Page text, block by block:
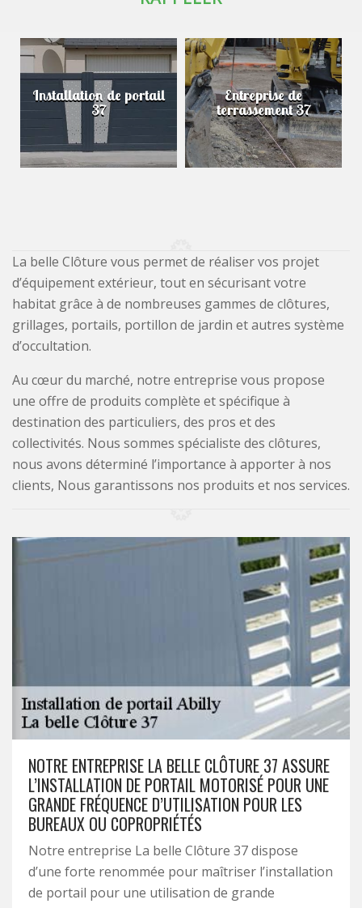
Installation de portail
37
Entreprise de
terrassement 37
La belle Clôture vous permet de réaliser vos projet
d’équipement extérieur, tout en sécurisant votre
habitat grâce à de nombreuses gammes de clôtures,
grillages, portails, portillon de jardin et autres système
d’occultation.
Au cœur du marché, notre entreprise vous propose
une offre de produits complète et spécifique à
destination des particuliers, des pros et des
collectivités. Nous sommes spécialiste des clôtures,
nous avons déterminé l’importance à apporter à nos
clients, Nous garantissons nos produits et nos services.
NOTRE ENTREPRISE LA BELLE CLÔTURE 37 ASSURE
L’INSTALLATION DE PORTAIL MOTORISÉ POUR UNE
GRANDE FRÉQUENCE D’UTILISATION POUR LES
BUREAUX OU COPROPRIÉTÉS
Notre entreprise La belle Clôture 37 dispose
d’une forte renommée pour maîtriser l’installation
de portail pour une utilisation de grande